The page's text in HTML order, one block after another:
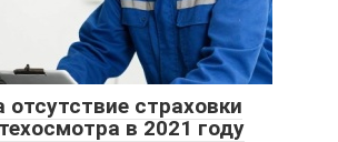
страховки
в 2021 году